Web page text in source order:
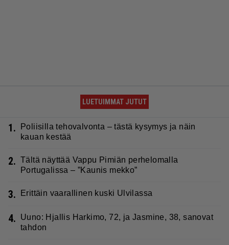
LUETUIMMAT JUTUT
1.
Poliisilla tehovalvonta – tästä kysymys ja näin
kauan kestää
2.
Tältä näyttää Vappu Pimiän perhelomalla
Portugalissa – ”Kaunis mekko”
3. Erittäin vaarallinen kuski Ulvilassa
4.
Uuno: Hjallis Harkimo, 72, ja Jasmine, 38, sanovat
tahdon